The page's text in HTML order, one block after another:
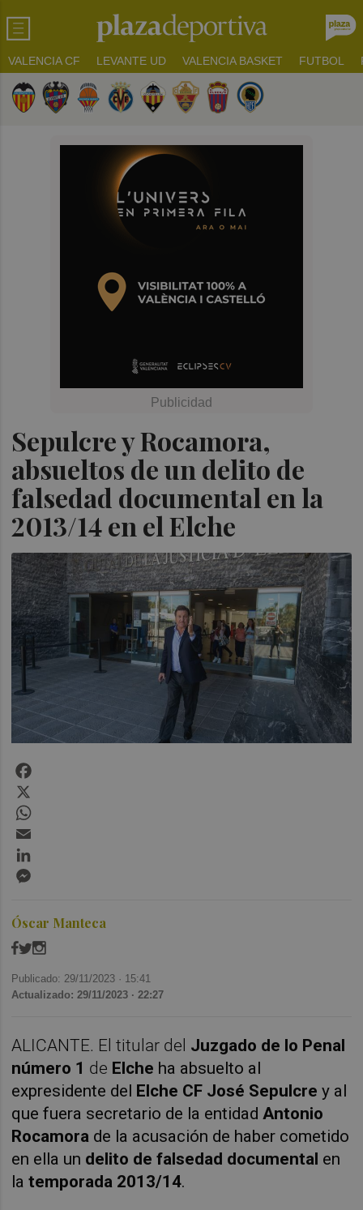
VALENCIA CF LEVANTE UD VALENCIA BASKET FUTBOL
Sepulcre y Rocamora,
absueltos de un delito de
falsedad documental en la
2013/14 en el Elche
Óscar Manteca
Publicado: 29/11/2023 · 15:41
Actualizado: 29/11/2023 · 22:27
ALICANTE. El titular del Juzgado de lo Penal
número 1 de Elche ha absuelto al
expresidente del Elche CF José Sepulcrey al
que fuera secretario de la entidad Antonio
Rocamora de la acusación de haber cometido
en ella un delito de falsedad documental en
latemporada 2013/14.